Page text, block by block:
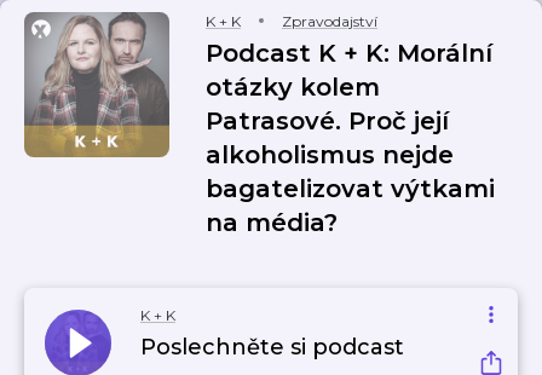
K + K Zpravodajství
Podcast K + K: Morální
otázky kolem
Patrasové. Proč její
alkoholismus nejde
bagatelizovat výtkami
na média?
K + K
Poslechněte si podcast